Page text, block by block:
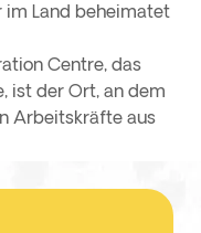
im Land beheimatet
Centre, das
ist der Ort, an dem
Arbeitskräfte aus